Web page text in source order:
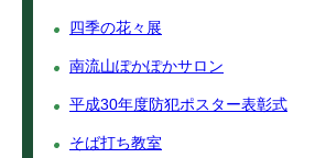
四季の花々展
南流山ぽかぽかサロン
平成30年度防犯ポスター表彰式
そば打ち教室